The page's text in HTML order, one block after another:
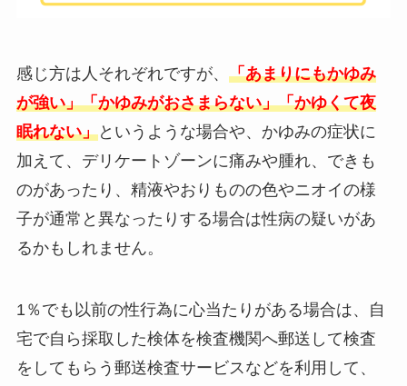
感じ方は人それぞれですが、 「あまりにもかゆみ
が強い」「かゆみがおさまらない」「かゆくて夜
眠れない」というような場合や、かゆみの症状に
加えて、デリケートゾーンに痛みや腫れ、できも
のがあったり、精液やおりものの色やニオイの様
子が通常と異なったりする場合は性病の疑いがあ
るかもしれません。
1％でも以前の性行為に心当たりがある場合は、自
宅で自ら採取した検体を検査機関へ郵送して検査
をしてもらう郵送検査サービスなどを利用して、